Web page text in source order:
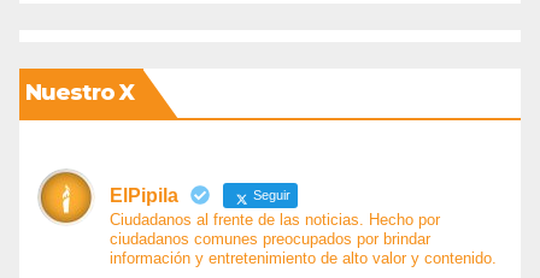
Nuestro X
ElPipila Seguir
Ciudadanos al frente de las noticias. Hecho por
ciudadanos comunes preocupados por brindar
información y entretenimiento de alto valor y contenido.